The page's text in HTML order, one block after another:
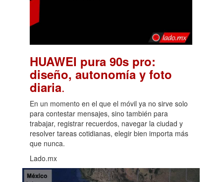
HUAWEI pura 90s pro:
diseño, autonomía y foto
diaria.
En un momento en el que el móvil ya no sirve solo
para contestar mensajes, sino también para
trabajar, registrar recuerdos, navegar la ciudad y
resolver tareas cotidianas, elegir bien importa más
que nunca.
Lado.mx